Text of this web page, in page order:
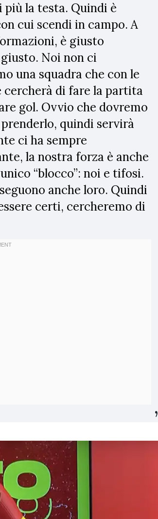
la testa. Quindi è
cui scendi in campo. A
è giusto
Noi non ci
una squadra che con le
cercherà di fare la partita
gol. Ovvio che dovremo
quindi servirà
ci ha sempre
la nostra forza è anche
“blocco”: noi e tifosi.
anche loro. Quindi
certi, cercheremo di